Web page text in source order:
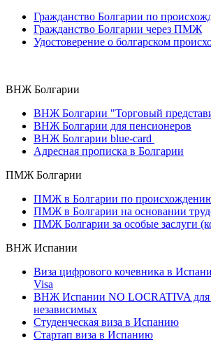
Гражданство Болгарии по
Гражданство Болгарии через ПМЖ
Удостоверение о болгарском
ВНЖ Болгарии
ВНЖ Болгарии "Торговый
ВНЖ Болгарии для пенсионеров
ВНЖ Болгарии blue-card
Адресная прописка в Болгарии
ПМЖ Болгарии
ПМЖ в Болгарии по
ПМЖ в Болгарии на основании
ПМЖ Болгарии за особые заслуги
ВНЖ Испании
Виза цифрового кочевника в
Visa
ВНЖ Испании NO LOCRATIVA для
независимых
Студенческая виза в Испанию
Стартап виза в Испанию